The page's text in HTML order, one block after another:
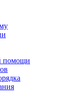
помощи